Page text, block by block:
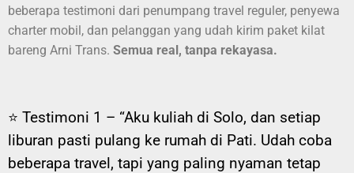
beberapa testimoni dari penumpang travel reguler, penyewa
charter mobil, dan pelanggan yang udah kirim paket kilat
bareng Arni Trans. Semua real, tanpa rekayasa.
⭐ Testimoni 1 – “Aku kuliah di Solo, dan setiap
liburan pasti pulang ke rumah di Pati. Udah coba
beberapa travel, tapi yang paling nyaman tetap